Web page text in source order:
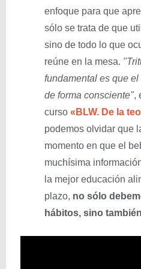
enfoque para que
sólo se trata de que
sino de todo lo que
reúne en la mesa.
fundamental es que
de forma consciente",
curso «BLW. De la
podemos olvidar que
momento en que el
muchísima
la mejor educación
plazo, no sólo
hábitos, sino